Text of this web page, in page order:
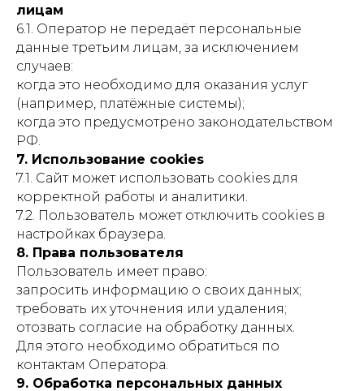
лицам
6.1. Оператор не передаёт персональные
данные третьим лицам, за исключением
случаев:
когда это необходимо для оказания услуг
(например, платёжные системы);
когда это предусмотрено законодательством
РФ.
7. Использование cookies
7.1. Сайт может использовать cookies для
корректной работы и аналитики.
7.2. Пользователь может отключить cookies в
настройках браузера.
8. Права пользователя
Пользователь имеет право:
запросить информацию о своих данных;
требовать их уточнения или удаления;
отозвать согласие на обработку данных.
Для этого необходимо обратиться по
контактам Оператора.
9. Обработка персональных данных